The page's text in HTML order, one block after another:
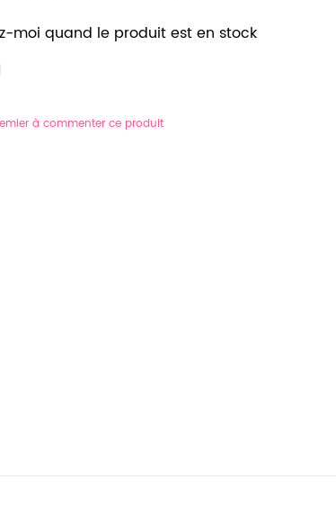
moi quand le produit est en stock
à commenter ce produit